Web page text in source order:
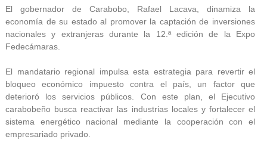
El gobernador de Carabobo, Rafael Lacava, dinamiza la
economía de su estado al promover la captación de inversiones
nacionales y extranjeras durante la 12.ª edición de la Expo
Fedecámaras.
El mandatario regional impulsa esta estrategia para revertir el
bloqueo económico impuesto contra el país, un factor que
deterioró los servicios públicos. Con este plan, el Ejecutivo
carabobeño busca reactivar las industrias locales y fortalecer el
sistema energético nacional mediante la cooperación con el
empresariado privado.